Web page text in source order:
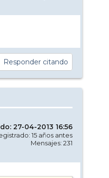
Responder citando
27-04-2013 16:56
15 años antes
Mensajes: 231